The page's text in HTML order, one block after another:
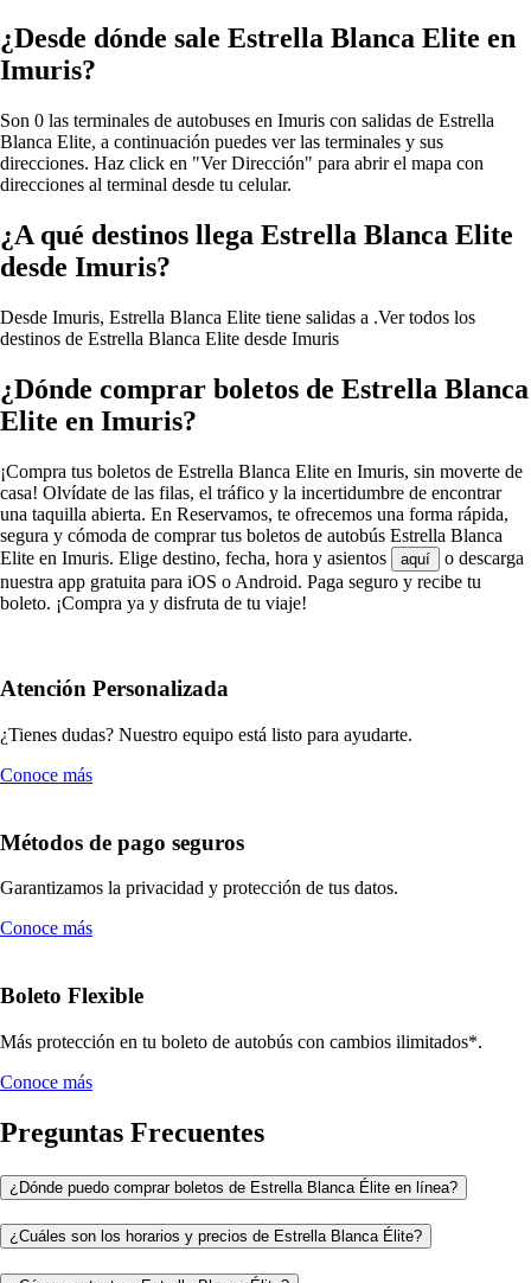
¿Desde dónde sale Estrella Blanca Elite en
Imuris?
Son 0 las terminales de autobuses en Imuris con salidas de Estrella
Blanca Elite, a continuación puedes ver las terminales y sus
direcciones. Haz click en "Ver Dirección" para abrir el mapa con
direcciones al terminal desde tu celular.
¿A qué destinos llega Estrella Blanca Elite
desde Imuris?
Desde Imuris, Estrella Blanca Elite tiene salidas a .Ver todos los
destinos de Estrella Blanca Elite desde Imuris
¿Dónde comprar boletos de Estrella Blanca
Elite en Imuris?
¡Compra tus boletos de Estrella Blanca Elite en Imuris, sin moverte de
casa! Olvídate de las filas, el tráfico y la incertidumbre de encontrar
una taquilla abierta. En Reservamos, te ofrecemos una forma rápida,
segura y cómoda de comprar tus boletos de autobús Estrella Blanca
Elite en Imuris. Elige destino, fecha, hora y asientos
aquí
o descarga
nuestra app gratuita para iOS o Android. Paga seguro y recibe tu
boleto. ¡Compra ya y disfruta de tu viaje!
Atención Personalizada
¿Tienes dudas? Nuestro equipo está listo para ayudarte.
Conoce más
Métodos de pago seguros
Garantizamos la privacidad y protección de tus datos.
Conoce más
Boleto Flexible
Más protección en tu boleto de autobús con cambios ilimitados*.
Conoce más
Preguntas Frecuentes
¿Dónde puedo comprar boletos de Estrella Blanca Élite en línea?
¿Cuáles son los horarios y precios de Estrella Blanca Élite?